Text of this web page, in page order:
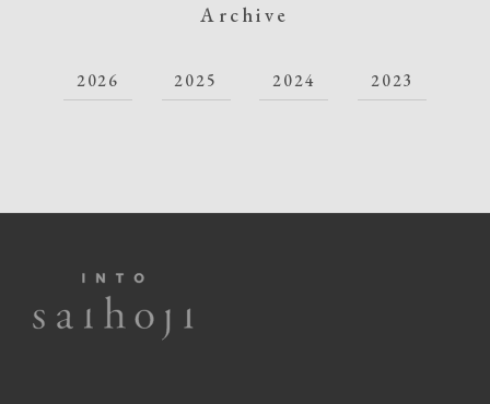
Archive
2026 2025 2024 2023